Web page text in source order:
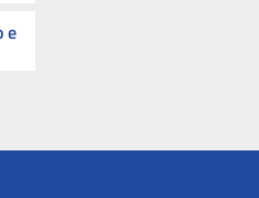
e